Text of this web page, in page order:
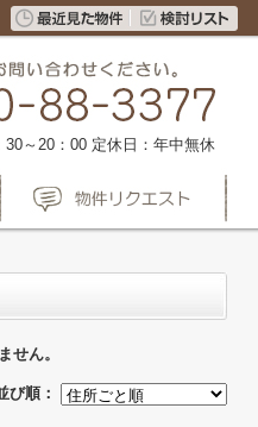
30～20：00 定休日：年中無休
せん。
び順：